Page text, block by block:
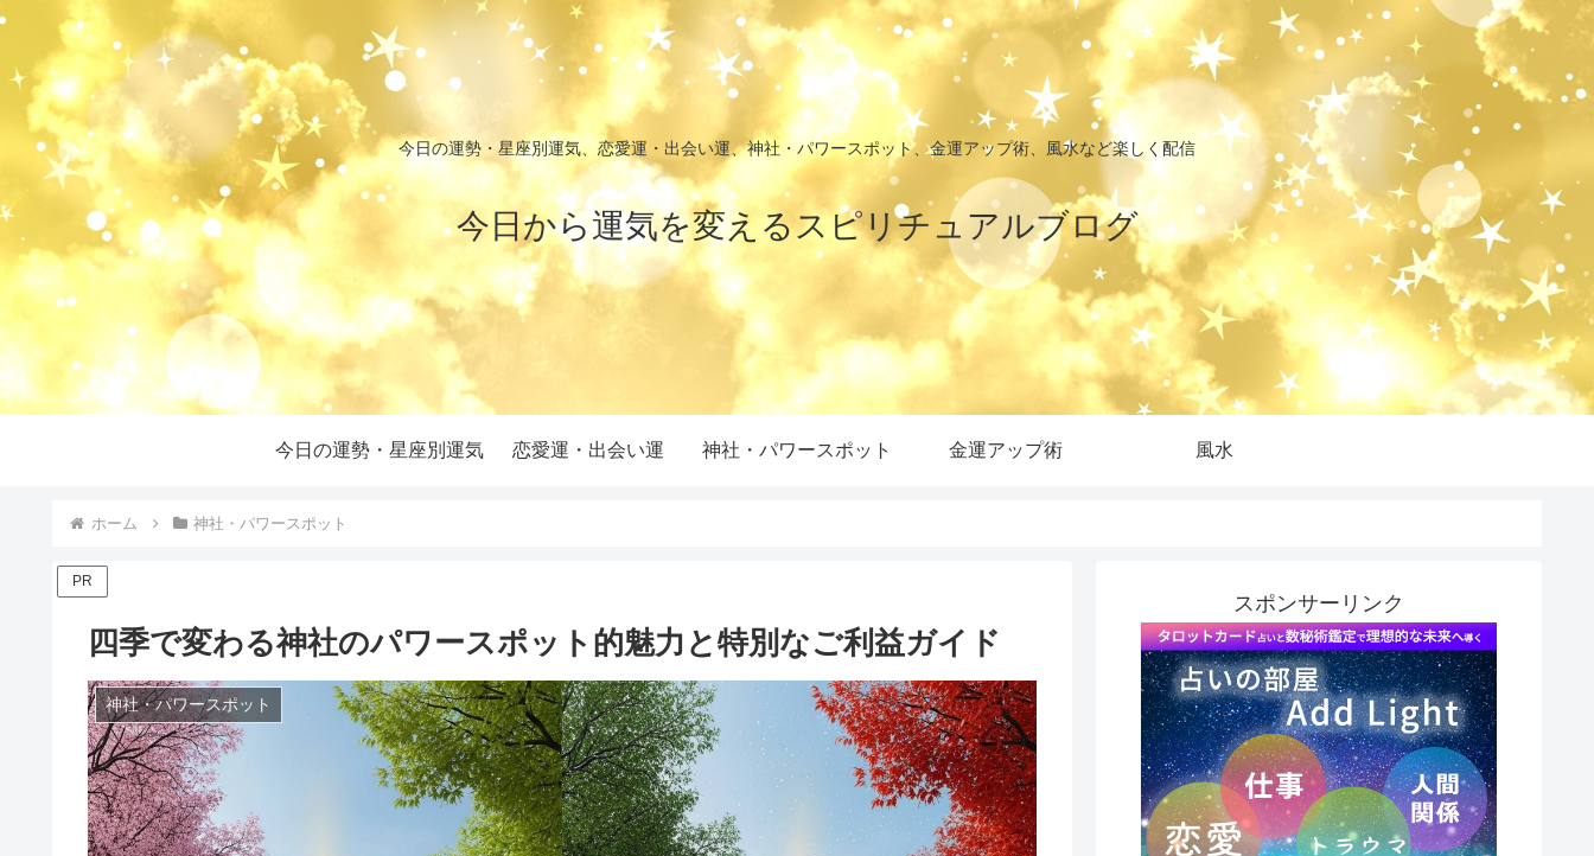
今日の運勢・星座別運気、恋愛運・出会い運、神社・パワースポット、金運アップ術、風水など楽しく配信
今日から運気を変えるスピリチュアルブログ
今日の運勢・星座別運気 恋愛運・出会い運 神社・パワースポット 金運アップ術 風水
ホーム 神社・パワースポット
PR
四季で変わる神社のパワースポット的魅力と特別なご利益ガイド
神社・パワースポット
スポンサーリンク